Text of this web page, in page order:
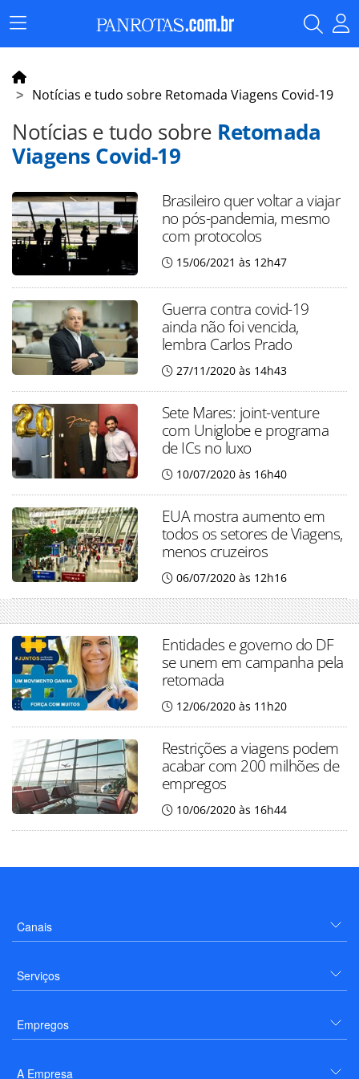
Menu
Principal
Notícias e tudo sobre Retomada Viagens Covid-19
Notícias e tudo sobre Retomada
Viagens Covid-19
Brasileiro quer voltar a viajar
no pós-pandemia, mesmo
com protocolos
15/06/2021 às 12h47
Guerra contra covid-19
ainda não foi vencida,
lembra Carlos Prado
27/11/2020 às 14h43
Sete Mares: joint-venture
com Uniglobe e programa
de ICs no luxo
10/07/2020 às 16h40
EUA mostra aumento em
todos os setores de Viagens,
menos cruzeiros
06/07/2020 às 12h16
Entidades e governo do DF
se unem em campanha pela
retomada
12/06/2020 às 11h20
Restrições a viagens podem
acabar com 200 milhões de
empregos
10/06/2020 às 16h44
Canais
Serviços
Empregos
A Empresa